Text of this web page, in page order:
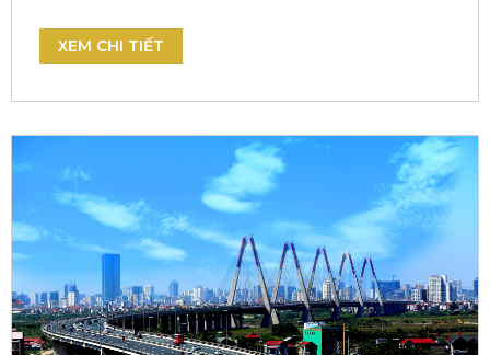
XEM CHI TIẾT